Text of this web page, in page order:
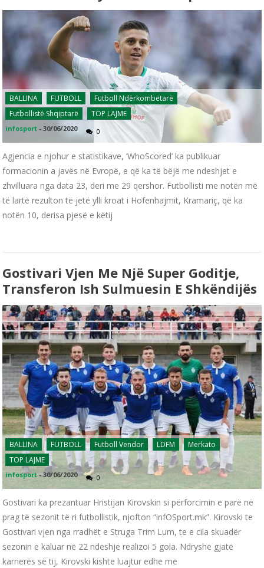
BALLINA FUTBOLL
Futboll Ndërkombëtarë
Futbollistë Shqiptarë
TOP LAJME
infosport -30/06/2020 0
Agjencia e njohur e statistikave, ‘WhoScored’ ka publikuar
formacionin a javës në Evropë, e që ka të bëjë me ndeshjet e
zhvilluara nga data 23, deri me 29 qershor. Futbollisti me notën më
të lartë rezulton të jetë ylli kroat i Hofenhajmit, Kramariç, që ka
notën 10, derisa pjesë e këtij
Gostivari Vjen Me Një Super Goditje,
Transferon Ish Sulmuesin E Shkëndijës
BALLINA FUTBOLL Futboll Vendor LDFM
Merkato
TOP LAJME
infosport -30/06/2020 0
Gostivari ka prezantuar Hristijan Kirovskin si përforcimin e parë në
prag të sezonit të ri futbollistik, njofton “infOSport.mk”. Kirovski te
Gostivari vjen nga rradhët e Struga Trim Lum, te e cila skuadër
sezonin e kaluar në 22 ndeshje realizoi 5 gola. Ndryshe gjatë
karrierës së tij, Kirovski kishte luajtur edhe me